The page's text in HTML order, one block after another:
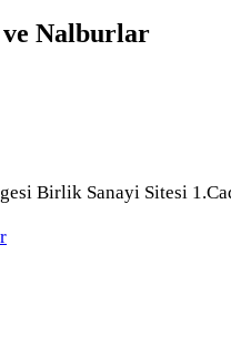
ve Nalburlar
Birlik Sanayi Sitesi